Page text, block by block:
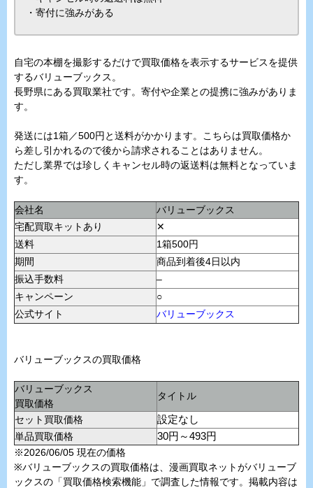
・寄付に強みがある
自宅の本棚を撮影するだけで買取価格を表示するサービスを提供
するバリューブックス。
長野県にある買取業社です。寄付や企業との提携に強みがありま
す。
発送には1箱／500円と送料がかかります。こちらは買取価格か
ら差し引かれるので後から請求されることはありません。
ただし業界では珍しくキャンセル時の返送料は無料となっていま
す。
会社名
バリューブックス
宅配買取キットあり
✕
送料
1箱500円
期間
商品到着後4日以内
振込手数料
–
キャンペーン
○
公式サイト
バリューブックス
バリューブックスの買取価格
バリューブックス
買取価格
タイトル
セット買取価格
設定なし
単品買取価格
30円～493円
※2026/06/05 現在の価格
※バリューブックスの買取価格は、漫画買取ネットがバリューブ
ックスの「買取価格検索機能」で調査した情報です。掲載内容は